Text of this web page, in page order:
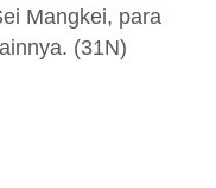
Mangkei, para
(31N)